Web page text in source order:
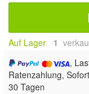
Auf Lager 1
,
Ratenzahlung,
30 Tagen